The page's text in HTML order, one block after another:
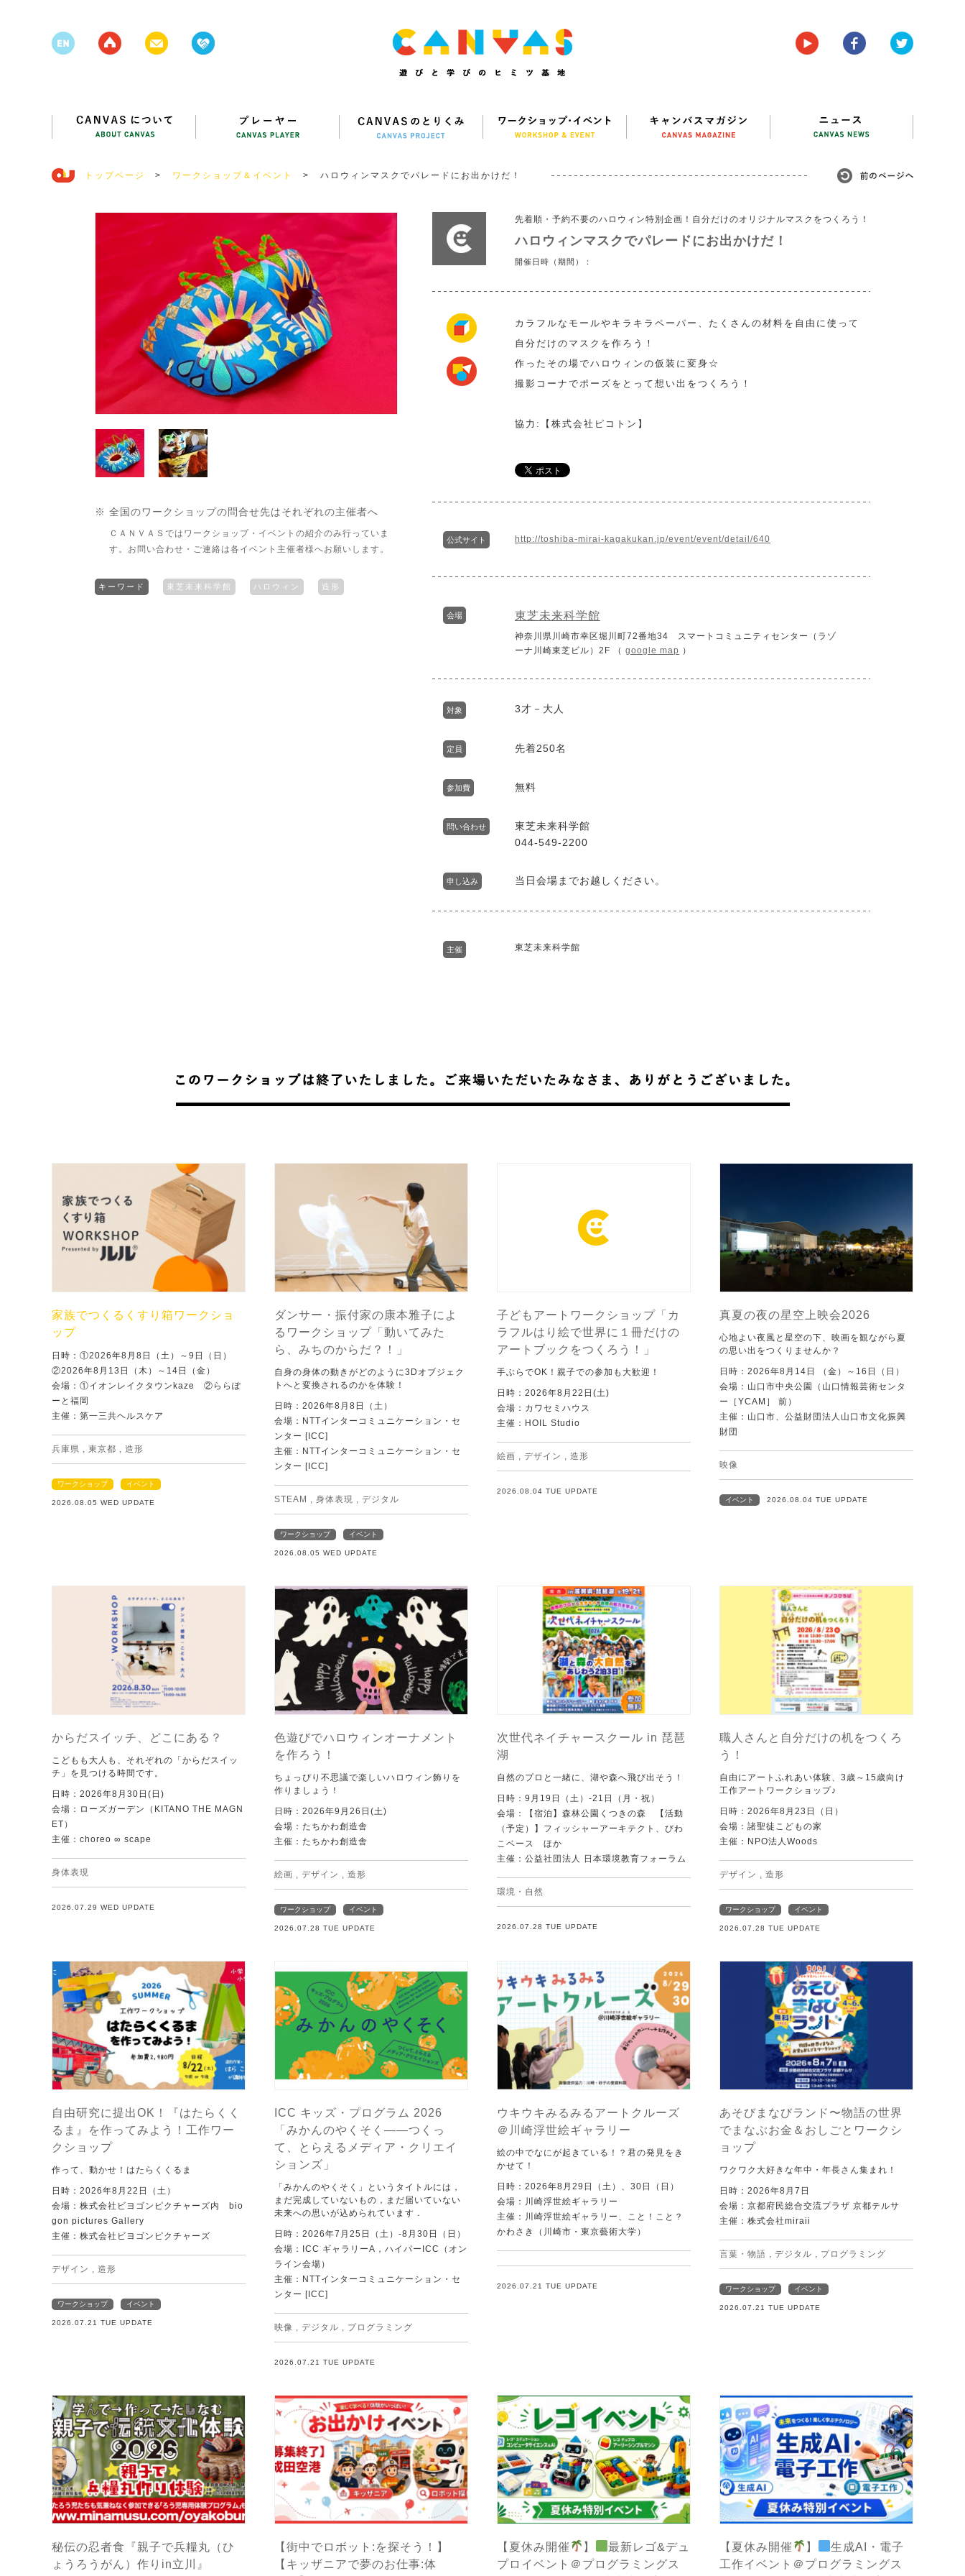
トップページ > ワークショップ＆イベント > ハロウィンマスクでパレードにお出かけだ！
※ 全国のワークショップの問合せ先はそれぞれの主催者へ
ＣＡＮＶＡＳではワークショップ・イベントの紹介のみ行っていま
す。お問い合わせ・ご連絡は各イベント主催者様へお願いします。
キーワード 東芝未来科学館 ハロウィン 造形
先着順・予約不要のハロウィン特別企画！自分だけのオリジナルマスクをつくろう！
ハロウィンマスクでパレードにお出かけだ！
開催日時（期間）：
カラフルなモールやキラキラペーパー、たくさんの材料を自由に使って
自分だけのマスクを作ろう！
作ったその場でハロウィンの仮装に変身☆
撮影コーナでポーズをとって想い出をつくろう！
協力:【株式会社ピコトン】
公式サイト http://toshiba-mirai-kagakukan.jp/event/event/detail/640
会場 東芝未来科学館
神奈川県川崎市幸区堀川町72番地34 スマートコミュニティセンター（ラゾ
ーナ川崎東芝ビル）2F （ google map ）
対象 3才－大人
定員 先着250名
参加費 無料
問い合わせ
東芝未来科学館
044-549-2200
申し込み 当日会場までお越しください。
主催 東芝未来科学館
家族でつくるくすり箱ワークショ
ップ
日時：①2026年8月8日（土）～9日（日）
②2026年8月13日（木）～14日（金）
会場：①イオンレイクタウンkaze ②ららぽ
ーと福岡
主催：第一三共ヘルスケア
兵庫県 東京都 造形
ワークショップ イベント
2026.08.05 WED UPDATE
ダンサー・振付家の康本雅子によ
るワークショップ「動いてみた
ら、みちのからだ？！」
自身の身体の動きがどのように3Dオブジェク
トへと変換されるのかを体験！
日時：2026年8月8日（土）
会場：NTTインターコミュニケーション・セ
ンター [ICC]
主催：NTTインターコミュニケーション・セ
ンター [ICC]
STEAM 身体表現 デジタル
ワークショップ イベント
2026.08.05 WED UPDATE
子どもアートワークショップ「カ
ラフルはり絵で世界に１冊だけの
アートブックをつくろう！」
手ぶらでOK！親子での参加も大歓迎！
日時：2026年8月22日(土)
会場：カワセミハウス
主催：HOIL Studio
絵画 デザイン 造形
2026.08.04 TUE UPDATE
真夏の夜の星空上映会2026
心地よい夜風と星空の下、映画を観ながら夏
の思い出をつくりませんか？
日時：2026年8月14日 （金）～16日（日）
会場：山口市中央公園（山口情報芸術センタ
ー［YCAM］ 前）
主催：山口市、公益財団法人山口市文化振興
財団
映像
イベント 2026.08.04 TUE UPDATE
からだスイッチ、どこにある？
こどもも大人も、それぞれの「からだスイッ
チ」を見つける時間です。
日時：2026年8月30日(日)
会場：ローズガーデン（KITANO THE MAGN
ET）
主催：choreo ∞ scape
身体表現
2026.07.29 WED UPDATE
色遊びでハロウィンオーナメント
を作ろう！
ちょっぴり不思議で楽しいハロウィン飾りを
作りましょう！
日時：2026年9月26日(土)
会場：たちかわ創造舎
主催：たちかわ創造舎
絵画 デザイン 造形
ワークショップ イベント
2026.07.28 TUE UPDATE
次世代ネイチャースクール in 琵琶
湖
自然のプロと一緒に、湖や森へ飛び出そう！
日時：9月19日（土）-21日（月・祝）
会場：【宿泊】森林公園くつきの森 【活動
（予定）】フィッシャーアーキテクト、びわ
こベース ほか
主催：公益社団法人 日本環境教育フォーラム
環境・自然
2026.07.28 TUE UPDATE
職人さんと自分だけの机をつくろ
う！
自由にアートふれあい体験、3歳～15歳向け
工作アートワークショップ♪
日時：2026年8月23日（日）
会場：諸聖徒こどもの家
主催：NPO法人Woods
デザイン 造形
ワークショップ イベント
2026.07.28 TUE UPDATE
自由研究に提出OK！『はたらくく
るま』を作ってみよう！工作ワー
クショップ
作って、動かせ！はたらくくるま
日時：2026年8月22日（土）
会場：株式会社ビヨゴンピクチャーズ内 bio
gon pictures Gallery
主催：株式会社ビヨゴンピクチャーズ
デザイン 造形
ワークショップ イベント
2026.07.21 TUE UPDATE
ICC キッズ・プログラム 2026
「みかんのやくそく——つくっ
て、とらえるメディア・クリエイ
ションズ」
「みかんのやくそく」というタイトルには，
まだ完成していないもの，まだ届いていない
未来への思いが込められています．
日時：2026年7月25日（土）-8月30日（日）
会場：ICC ギャラリーA，ハイパーICC（オン
ライン会場）
主催：NTTインターコミュニケーション・セ
ンター [ICC]
映像 デジタル プログラミング
2026.07.21 TUE UPDATE
ウキウキみるみるアートクルーズ
＠川崎浮世絵ギャラリー
絵の中でなにが起きている！？君の発見をき
かせて！
日時：2026年8月29日（土）、30日（日）
会場：川崎浮世絵ギャラリー
主催：川崎浮世絵ギャラリー、こと！こと？
かわさき（川崎市・東京藝術大学）
2026.07.21 TUE UPDATE
あそびまなびランド〜物語の世界
でまなぶお金＆おしごとワークシ
ョップ
ワクワク大好きな年中・年長さん集まれ！
日時：2026年8月7日
会場：京都府民総合交流プラザ 京都テルサ
主催：株式会社miraii
言葉・物語 デジタル プログラミング
ワークショップ イベント
2026.07.21 TUE UPDATE
秘伝の忍者食『親子で兵糧丸（ひ
ょうろうがん）作りin立川』
【街中でロボット:を探そう！】
【キッザニアで夢のお仕事:体
【夏休み開催 】
最新レゴ&デュ
プロイベント＠プログラミングス
【夏休み開催 】
生成AI・電子
工作イベント＠プログラミングス